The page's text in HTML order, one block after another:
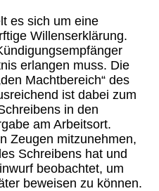
es sich um eine
Willenserklärung.
erlangen muss. Die
Machtbereich“ des
ist dabei zum
in den
am Arbeitsort.
Zeugen mitzunehmen,
Schreibens hat und
beobachtet, um
beweisen zu können.